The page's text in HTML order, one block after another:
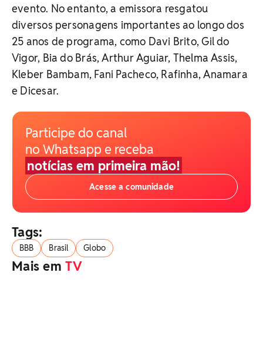
evento. No entanto, a emissora resgatou
diversos personagens importantes ao longo dos
25 anos de programa, como Davi Brito, Gil do
Vigor, Bia do Brás, Arthur Aguiar, Thelma Assis,
Kleber Bambam, Fani Pacheco, Rafinha, Anamara
e Dicesar.
Participe do canal
no Whatsapp e receba
notícias em primeira mão!
Acesse a comunidade
Tags:
BBB Brasil Globo
Mais emTV